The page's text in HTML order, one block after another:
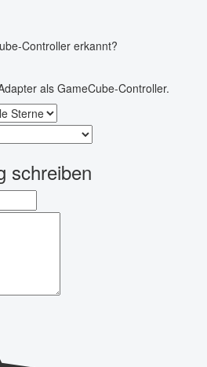
Controller erkannt?
als GameCube-Controller.
schreiben